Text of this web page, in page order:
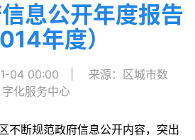
息公开年度报告
年度）
04 00:00
来源：区城市数
字化服务中心
断规范政府信息公开内容，突出